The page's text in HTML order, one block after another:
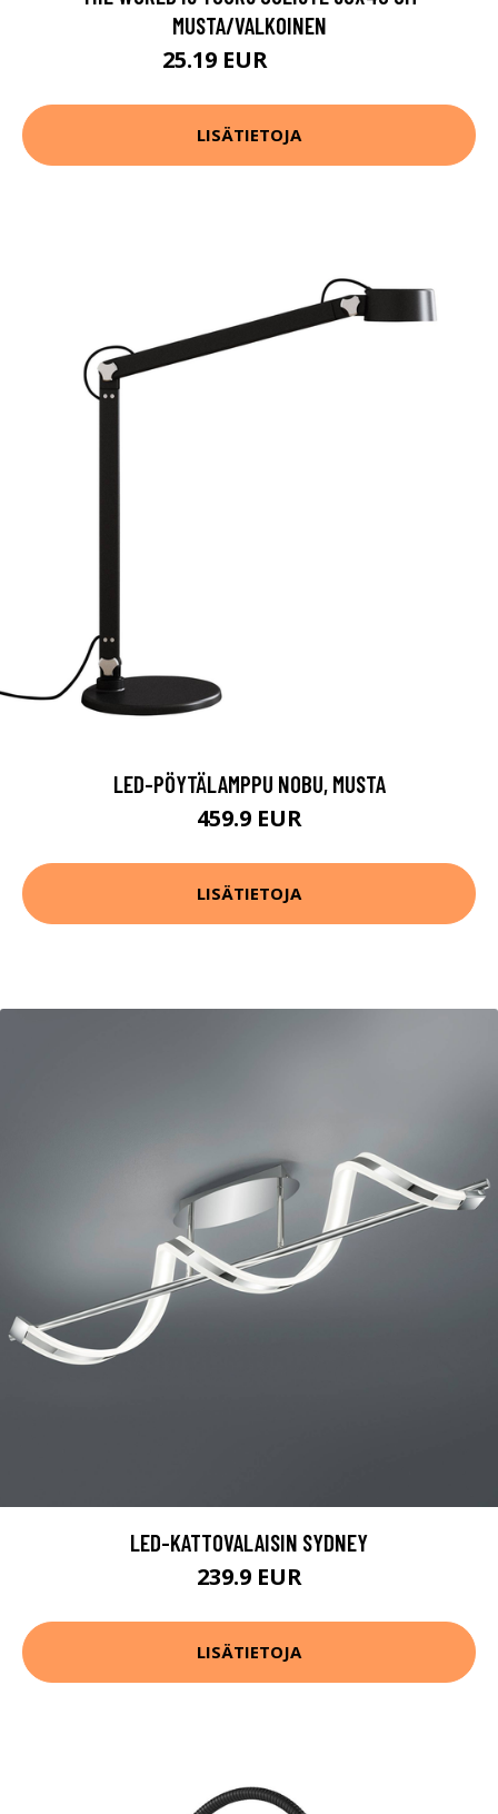
MUSTA/VALKOINEN
25.19 EUR
LISÄTIETOJA
LED-PÖYTÄLAMPPU NOBU, MUSTA
459.9 EUR
LISÄTIETOJA
LED-KATTOVALAISIN SYDNEY
239.9 EUR
LISÄTIETOJA